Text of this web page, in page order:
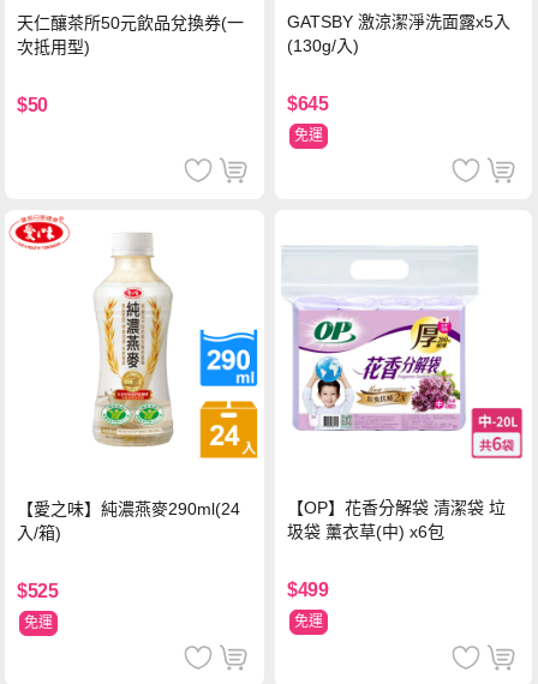
天仁釀茶所50元飲品兌換券(一
次抵用型)
$50
GATSBY 激涼潔淨洗面露x5入
(130g/入)
$645
免運
【愛之味】純濃燕麥290ml(24
入/箱)
$525
免運
【OP】花香分解袋 清潔袋 垃
圾袋 薰衣草(中) x6包
$499
免運